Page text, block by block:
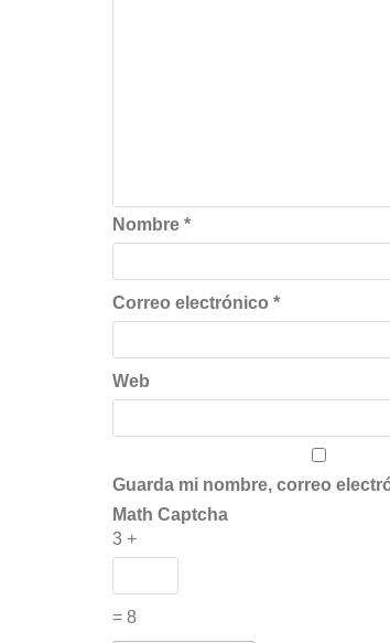
Nombre *
Correo electrónico *
Web
Guarda mi nombre, correo
Math Captcha
3 +
= 8